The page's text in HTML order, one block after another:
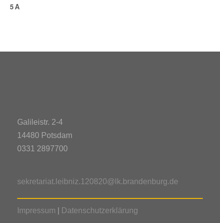
5A
Galileistr. 2-4
14480 Potsdam
0331 2897700
sekretariat.leibniz.120820@lk.brandenburg.de
Impressum Datenschutzerklärung